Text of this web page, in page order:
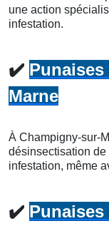
une action
infestation.
✔️
Marne
À Champigny-sur-
désinsectisation de
infestation, même
✔️